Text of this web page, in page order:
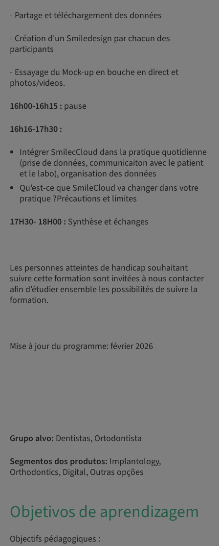
- Partage et téléchargement des données
- Création d'un Smiledesign par chacun des
participants
- Essayage du Mock-up en bouche en direct et
photos/videos.
16h00-16h15 : pause
16h16-17h30 :
Intégrer SmilecCloud dans la pratique quotidienne
(prise de données, communicaiton avec le patient
et le labo), organisation des données
Qu'est-ce que SmileCloud va changer dans votre
pratique ?Précautions et limites
17H30- 18H00 : Synthèse et échanges
Les personnes atteintes de handicap souhaitant
suivre cette formation sont invitées à nous contacter
afin d’étudier ensemble les possibilités de suivre la
formation.
Mise à jour du programme: février 2026
Grupo alvo: Dentistas, Ortodontista
Segmentos dos produtos: Implantology,
Orthodontics, Digital, Outras opções
Objetivos de aprendizagem
Objectifs pédagogiques :